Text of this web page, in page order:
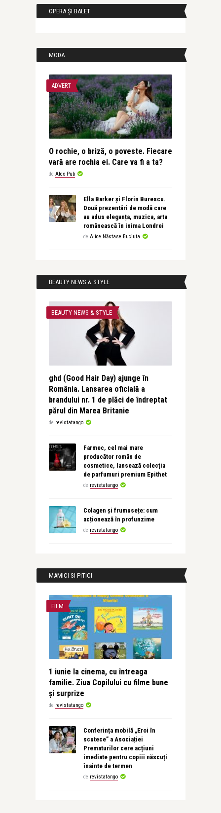
OPERA ȘI BALET
MODA
ADVERT
O rochie, o briză, o poveste. Fiecare
vară are rochia ei. Care va fi a ta?
de Alex Pub
Ella Barker și Florin Burescu.
Două prezentări de modă care
au adus eleganța, muzica, arta
românească în inima Londrei
de Alice Năstase Buciuta
BEAUTY NEWS & STYLE
BEAUTY NEWS & STYLE
ghd (Good Hair Day) ajunge în
România. Lansarea oficială a
brandului nr. 1 de plăci de îndreptat
părul din Marea Britanie
de revistatango
Farmec, cel mai mare
producător român de
cosmetice, lansează colecția
de parfumuri premium Epithet
de revistatango
Colagen și frumusețe: cum
acționează în profunzime
de revistatango
MAMICI SI PITICI
FILM
1 iunie la cinema, cu întreaga
familie. Ziua Copilului cu filme bune
și surprize
de revistatango
Conferința mobilă „Eroi în
scutece” a Asociației
Prematurilor cere acțiuni
imediate pentru copiii născuți
înainte de termen
de revistatango